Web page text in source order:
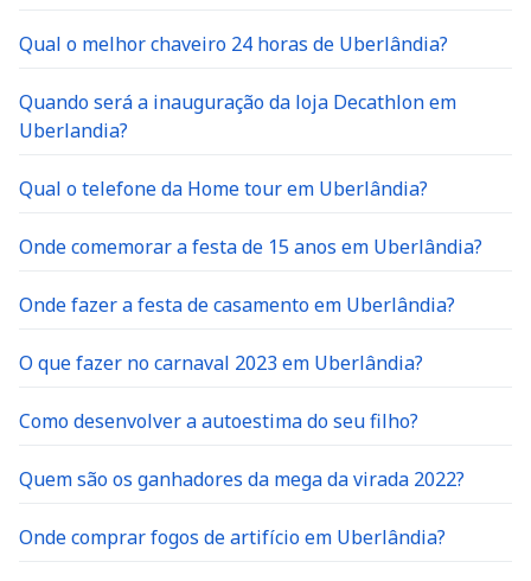
Qual o melhor chaveiro 24 horas de Uberlândia?
Quando será a inauguração da loja Decathlon em
Uberlandia?
Qual o telefone da Home tour em Uberlândia?
Onde comemorar a festa de 15 anos em Uberlândia?
Onde fazer a festa de casamento em Uberlândia?
O que fazer no carnaval 2023 em Uberlândia?
Como desenvolver a autoestima do seu filho?
Quem são os ganhadores da mega da virada 2022?
Onde comprar fogos de artifício em Uberlândia?